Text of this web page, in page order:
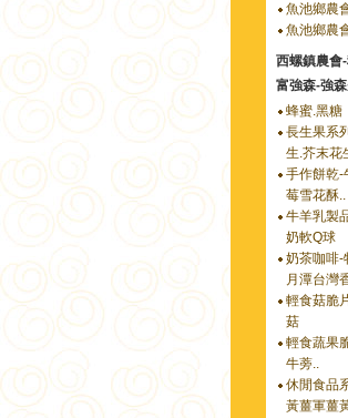
魚池鄉農
魚池鄉農
西螺鎮農會
富強森-強
蜂蜜.黑糖
長生果系
生.芥末花
手作餅乾-
莓雪花酥..
牛羊乳製
奶軟Q球
奶茶咖啡-
月潭台灣
輕食菇脆
菇
輕食蔬果
牛蒡..
休閒食品
黃薑軍薑